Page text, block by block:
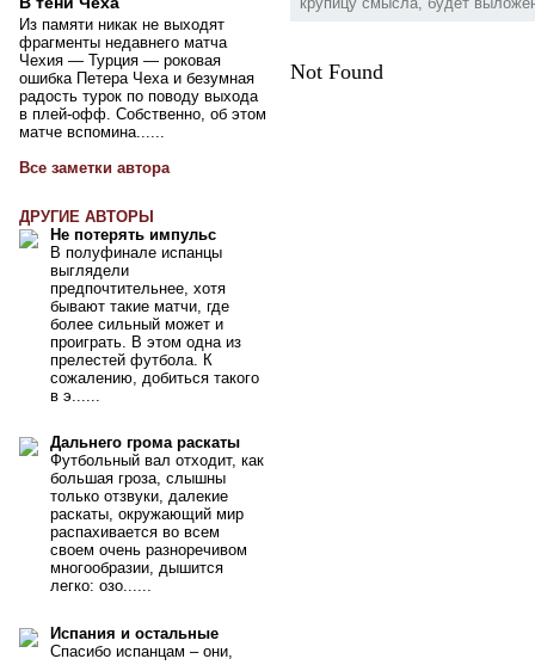
Из памяти никак не выходят
фрагменты недавнего матча
Чехия — Турция — роковая
ошибка Петера Чеха и безумная
радость турок по поводу выхода
в плей-офф. Собственно, об этом
матче вспомина......
Все заметки автора
ДРУГИЕ АВТОРЫ
Не потерять импульс
В полуфинале испанцы
выглядели
предпочтительнее, хотя
бывают такие матчи, где
более сильный может и
проиграть. В этом одна из
прелестей футбола. К
сожалению, добиться такого
в э......
Дальнего грома раскаты
Футбольный вал отходит, как
большая гроза, слышны
только отзвуки, далекие
раскаты, окружающий мир
распахивается во всем
своем очень разноречивом
многообразии, дышится
легко: озо......
Испания и остальные
Спасибо испанцам – они,
Not Found